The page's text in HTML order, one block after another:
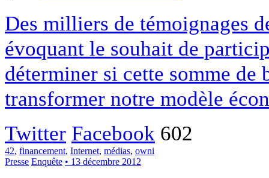
Des milliers de témoignages
évoquant le souhait de
déterminer si cette somme
transformer notre modèle
Twitter Facebook 602
42, financement, Internet, médias, owni
Presse Enquête • 13 décembre 2012